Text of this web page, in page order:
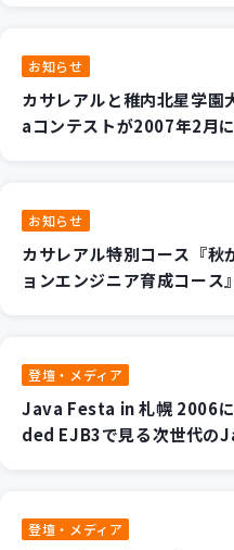
お知らせ
カサレアルと稚内北星学
aコンテストが2007年2月
お知らせ
カサレアル特別コース『
ョンエンジニア育成コース
登壇・メディア
Java Festa in 札幌 2006
ded EJB3で見る次世代の
登壇・メディア